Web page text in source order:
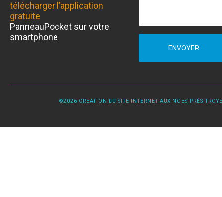
télécharger l’application
gratuite
PanneauPocket sur votre
smartphone
ENVOYER
©2026 CRÉATION DU SITE INTERNET AUX NOËS-PRÈS-